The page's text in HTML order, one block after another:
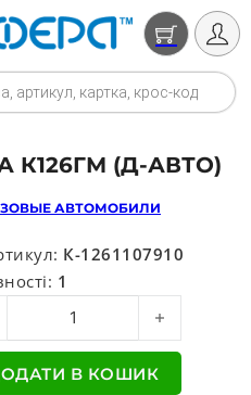
К126ГМ (Д-АВТО)
АВТОМОБИЛИ
К-1261107910
1
К126ГМ (Д-Авто)
В КОШИК